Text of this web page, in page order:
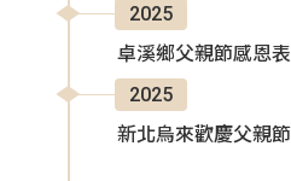
2025
卓溪鄉父親節感恩
2025
新北烏來歡慶父親